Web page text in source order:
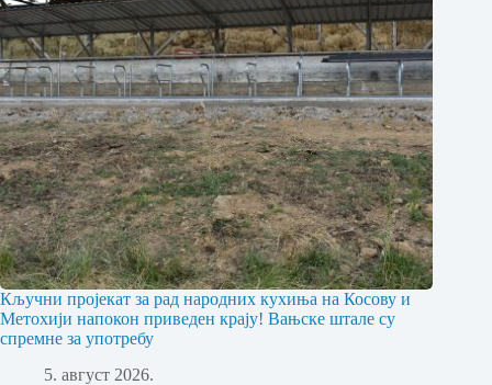
Кључни пројекат за рад народних кухиња на Косову и
Метохији напокон приведен крају! Вањске штале су
спремне за употребу
5. август 2026.